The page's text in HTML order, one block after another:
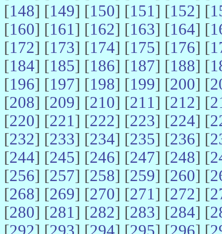
[148] [149] [150] [151] [152] [
[160] [161] [162] [163] [164] [
[172] [173] [174] [175] [176] [
[184] [185] [186] [187] [188] [
[196] [197] [198] [199] [200] [
[208] [209] [210] [211] [212] [
[220] [221] [222] [223] [224] [
[232] [233] [234] [235] [236] [
[244] [245] [246] [247] [248] [
[256] [257] [258] [259] [260] [
[268] [269] [270] [271] [272] [
[280] [281] [282] [283] [284] [